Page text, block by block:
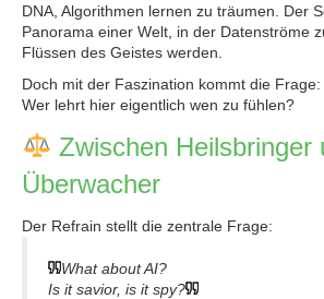
DNA, Algorithmen lernen zu träumen. Der
Panorama einer Welt, in der Datenströme
Flüssen des Geistes werden.
Doch mit der Faszination kommt die Frage:
Wer lehrt hier eigentlich wen zu fühlen?
Zwischen Heilsbringer
Überwacher
Der Refrain stellt die zentrale Frage:
What about AI?
Is it savior, is it spy?